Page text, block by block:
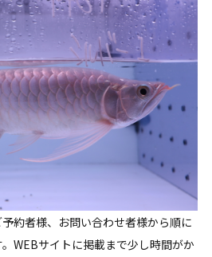
約者様、お問い合わせ者様から順に
WEBサイトに掲載まで少し時間がか